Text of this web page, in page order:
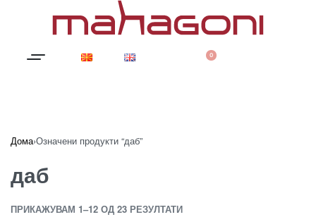
0
Дома›Означени продукти “даб”
даб
ПРИКАЖУВАМ 1–12 ОД 23 РЕЗУЛТАТИ